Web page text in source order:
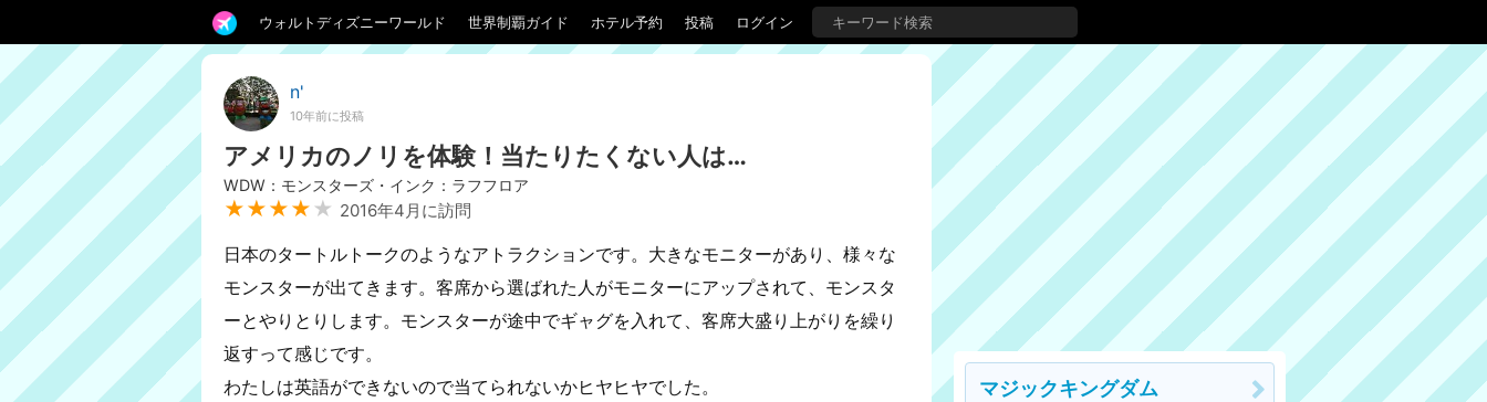
ウォルトディズニーワールド 世界制覇ガイド ホテル予約 投稿 ログイン
n'
10年前に投稿
アメリカのノリを体験！当たりたくない人は…
WDW：モンスターズ・インク：ラフフロア
★★★★ ★ 2016年4月に訪問
日本のタートルトークのようなアトラクションです。大きなモニターがあり、様々な
モンスターが出てきます。客席から選ばれた人がモニターにアップされて、モンスタ
ーとやりとりします。モンスターが途中でギャグを入れて、客席大盛り上がりを繰り
返すって感じです。
わたしは英語ができないので当てられないかヒヤヒヤでした。
マジックキングダム